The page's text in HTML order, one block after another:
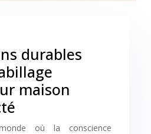
durables
maison
où la conscience